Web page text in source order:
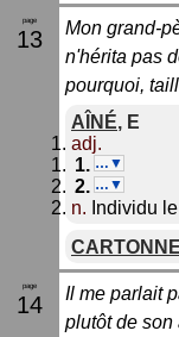
13 Mon grand-
n'hérita pas
pourquoi,
AÎNÉ, E
adj.
…▼
…▼
n. Individu
14
Il me parlait
plutôt de son